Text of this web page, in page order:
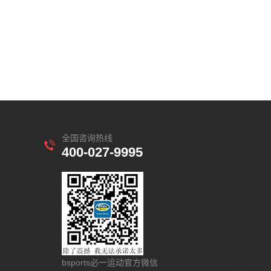
全国咨询热线
400-027-9995
bsports必一运动官方微信